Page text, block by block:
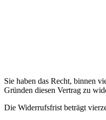
Sie haben das Recht, binnen
Gründen diesen Vertrag zu
Die Widerrufsfrist beträgt